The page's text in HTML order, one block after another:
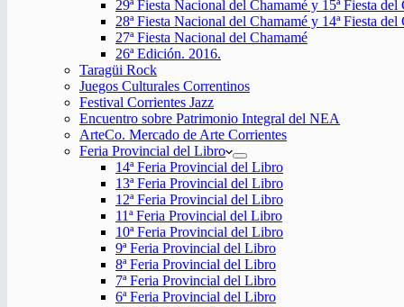
29ª Fiesta Nacional del Chamamé y 15ª Fiesta
28ª Fiesta Nacional del Chamamé y 14ª Fiesta
27ª Fiesta Nacional del Chamamé
26ª Edición. 2016.
Taragüi Rock
Juegos Culturales Correntinos
Festival Corrientes Jazz
Encuentro sobre Patrimonio Integral del NEA
ArteCo. Mercado de Arte Corrientes
Feria Provincial del Libro
14ª Feria Provincial del Libro
13ª Feria Provincial del Libro
12ª Feria Provincial del Libro
11ª Feria Provincial del Libro
10ª Feria Provincial del Libro
9ª Feria Provincial del Libro
8ª Feria Provincial del Libro
7ª Feria Provincial del Libro
6ª Feria Provincial del Libro